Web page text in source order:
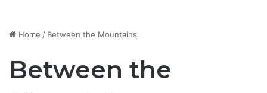
Home / Between the Mountains
Between the